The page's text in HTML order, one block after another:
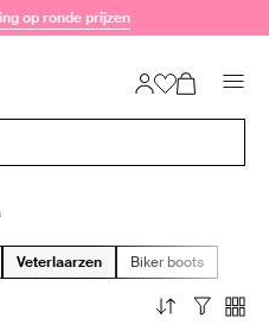
op ronde prijzen
Veterlaarzen Biker boots